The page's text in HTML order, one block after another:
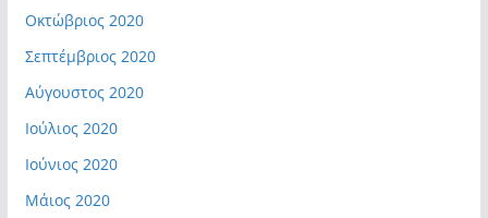
Οκτώβριος 2020
Σεπτέμβριος 2020
Αύγουστος 2020
Ιούλιος 2020
Ιούνιος 2020
Μάιος 2020